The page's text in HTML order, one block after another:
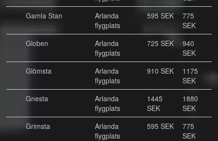
Gamla Stan
Arlanda
flygplats
595 SEK
775
SEK
Globen
Arlanda
flygplats
725 SEK
940
SEK
Glömsta
Arlanda
flygplats
910 SEK
1175
SEK
Gnesta
Arlanda
flygplats
1445
SEK
1880
SEK
Grimsta
Arlanda
flygplats
595 SEK
775
SEK